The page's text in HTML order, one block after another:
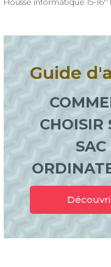
Guide
CHOISIR
SAC